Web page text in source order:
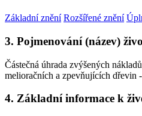
Základní znění Rozšířené znění
3. Pojmenování (název)
Částečná úhrada zvýšených
melioračních a zpevňujících dřevin
4. Základní informace k